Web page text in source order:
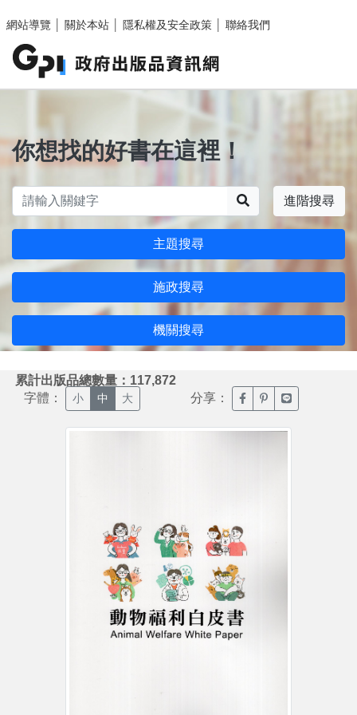
網站導覽
關於本站 隱私權及安全政策 聯絡我們
你想找的好書在這裡！
進階搜尋
主題搜尋
施政搜尋
機關搜尋
累計出版品總數量：117,872
字體： 小 中 大 分享： 臉書分享(另開新視窗)
噗浪分享(另開新
Line分享(另